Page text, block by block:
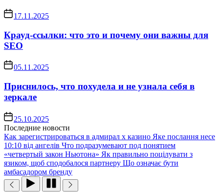
17.11.2025
Крауд-ссылки: что это и почему они важны для
SEO
05.11.2025
Приснилось, что похудела и не узнала себя в
зеркале
25.10.2025
Последние новости
Как зарегистрироваться в адмирал х казино Яке послання несе
10:10 від ангелів Что подразумевают под понятием
«четвертый закон Ньютона» Як правильно поцілувати з
язиком, щоб сподобалося партнеру Що означає бути
амбасадором бренду